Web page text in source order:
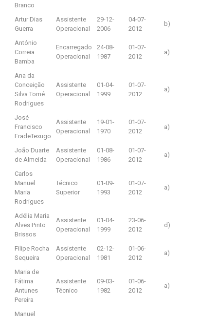
Branco
Artur Dias
Guerra
Assistente
Operacional
29-12-
2006
04-07-
2012
b)
António
Correia
Bamba
Encarregado
Operacional
24-08-
1987
01-07-
2012
a)
Ana da
Conceição
Silva Tomé
Rodrigues
Assistente
Operacional
01-04-
1999
01-07-
2012
a)
José
Francisco
FradeTexugo
Assistente
Operacional
19-01-
1970
01-07-
2012
a)
João Duarte
de Almeida
Assistente
Operacional
01-08-
1986
01-07-
2012
a)
Carlos
Manuel
Maria
Rodrigues
Técnico
Superior
01-09-
1993
01-07-
2012
a)
Adélia Maria
Alves Pinto
Brissos
Assistente
Operacional
01-04-
1999
23-06-
2012
d)
Filipe Rocha
Sequeira
Assistente
Operacional
02-12-
1981
01-06-
2012
a)
Maria de
Fátima
Antunes
Pereira
Assistente
Técnico
09-03-
1982
01-06-
2012
a)
Manuel